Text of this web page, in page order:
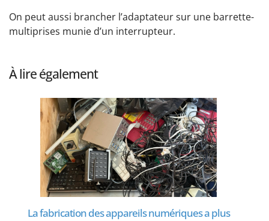
On peut aussi brancher l’adaptateur sur une barrette-
multiprises munie d’un interrupteur.
À lire également
La fabrication des appareils numériques a plus